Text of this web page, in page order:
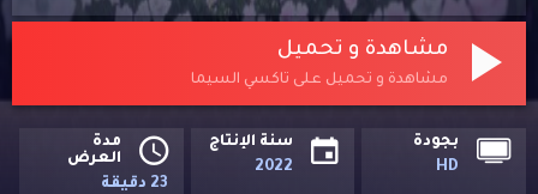
مشاهدة و تحميل
مشاهدة و تحميل على تاكسي السيما
بجودة
HD
سنة الإنتاج
2022
مدة
العرض
23 دقيقة